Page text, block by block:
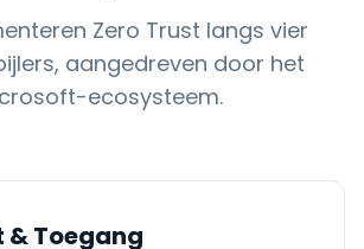
Zero Trust langs vier
aangedreven door het
ecosysteem.
Toegang